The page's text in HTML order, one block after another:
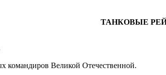
ТАНКОВЫЕ
командиров Великой Отечественной.